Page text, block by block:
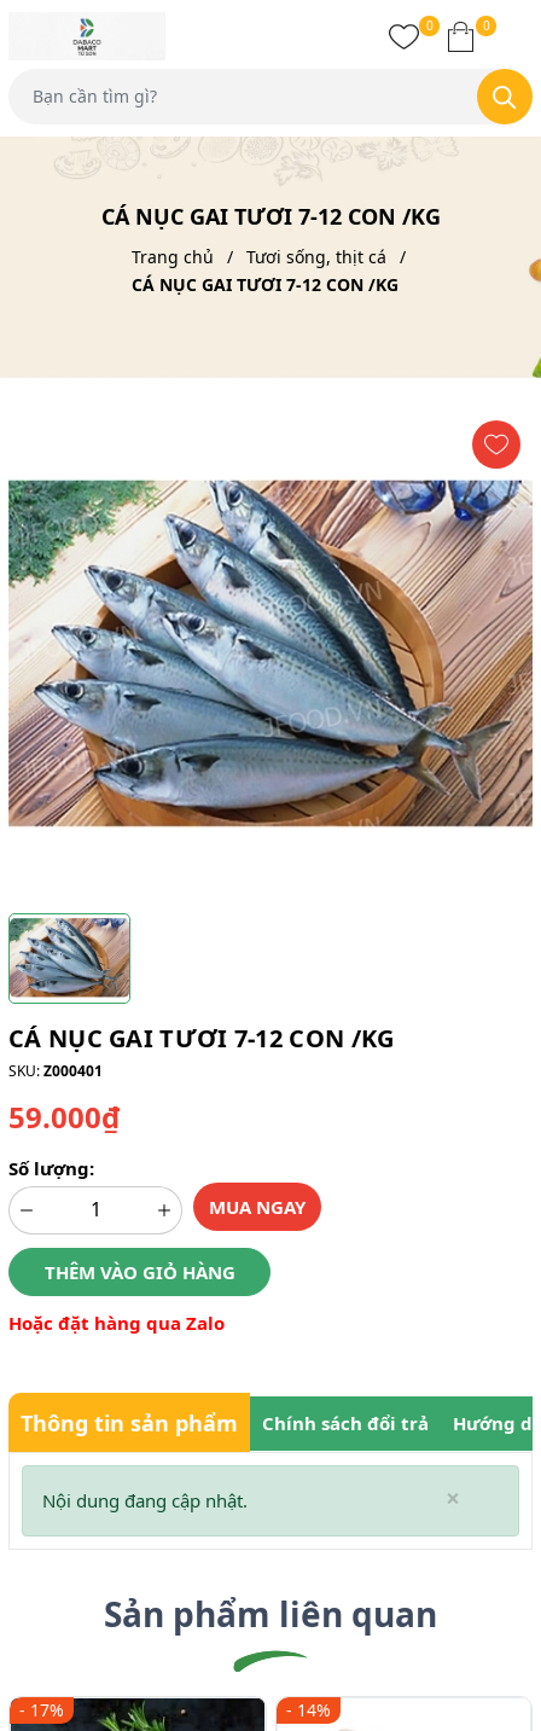
0 0
CÁ NỤC GAI TƯƠI 7-12 CON /KG
Trang chủ
Tươi sống, thịt cá
CÁ NỤC GAI TƯƠI 7-12 CON /KG
CÁ NỤC GAI TƯƠI 7-12 CON /KG
SKU:Z000401
59.000₫
Số lượng:
MUA NGAY
THÊM VÀO GIỎ HÀNG
Hoặc đặt hàng qua Zalo
Thông tin sản phẩm Chính sách đổi trả Hướng
×
Nội dung đang cập nhật.
Sản phẩm liên quan
- 17% - 14%